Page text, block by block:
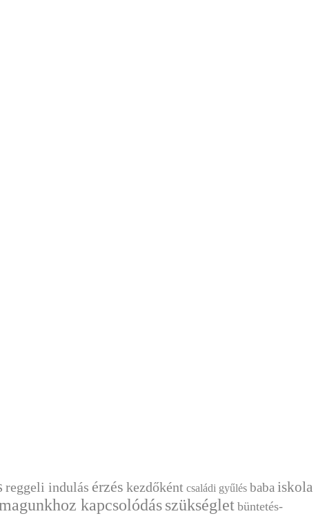
reggeli indulás érzés kezdőként családi gyűlés baba iskola
kapcsolódásszükséglet büntetés-